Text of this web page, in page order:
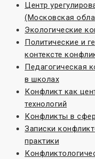
Центр
(Московская
Экологические
Политические и
контексте
Педагогическая
в школах
Конфликт как
технологий
Конфликты в
Записки
практики